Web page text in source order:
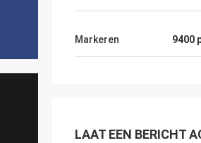
Markeren 9400
LAAT EEN BERICHT